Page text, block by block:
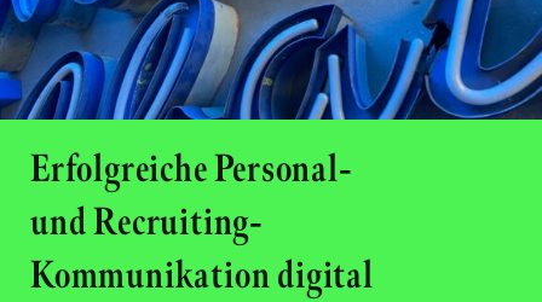
Erfolgreiche Personal-
und Recruiting-
Kommunikation digital